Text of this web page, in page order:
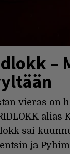
–
vieras on
alias
sai
ja